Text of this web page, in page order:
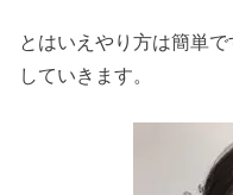
とはいえやり方は簡単
していきます。